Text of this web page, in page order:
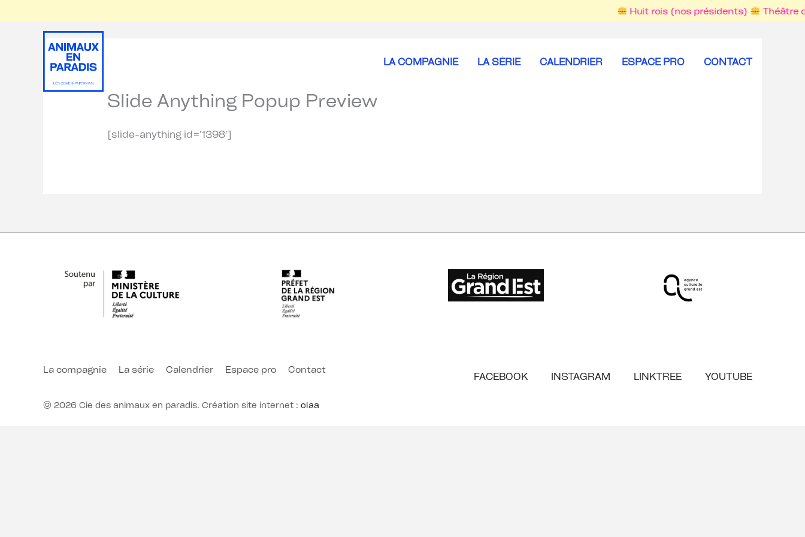
au
Huit rois (nos présidents) Théâtre
LA COMPAGNIE LA SÉRIE CALENDRIER ESPACE PRO CONTACT
Slide Anything Popup Preview
[slide-anything id=’1398′]
La compagnie La série Calendrier Espace pro Contact
FACEBOOK INSTAGRAM LINKTREE YOUTUBE
© 2026 Cie des animaux en paradis. Création site internet : olaa